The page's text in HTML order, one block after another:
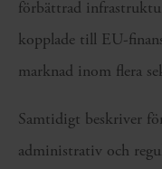
förbättrad
kopplade till EU-
marknad inom flera
Samtidigt beskriver
administrativ och